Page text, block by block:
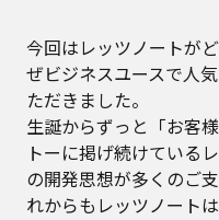
今回はレッツノートが
ぜビジネスユースで人
ただきました。
生誕からずっと「お客
トーに掲げ続けている
の開発思想が多くのご
れからもレッツノート